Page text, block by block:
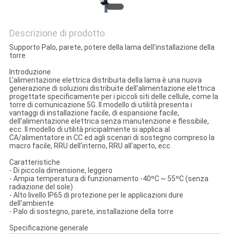
Descrizione di prodotto
Supporto Palo, parete, potere della lama dell'installazione della
torre
Introduzione
L'alimentazione elettrica distribuita della lama è una nuova
generazione di soluzioni distribuite dell'alimentazione elettrica
progettate specificamente per i piccoli siti delle cellule, come la
torre di comunicazione 5G. Il modello di utilità presenta i
vantaggi di installazione facile, di espansione facile,
dell'alimentazione elettrica senza manutenzione e flessibile,
ecc. Il modello di utilità pricipalmente si applica al
CA/alimentatore in CC ed agli scenari di sostegno compreso la
macro facile, RRU dell'interno, RRU all'aperto, ecc.
Caratteristiche
- Di piccola dimensione, leggero
- Ampia temperatura di funzionamento -40ºC ~ 55ºC (senza
radiazione del sole)
- Alto livello IP65 di protezione per le applicazioni dure
dell'ambiente
- Palo di sostegno, parete, installazione della torre
Specificazione generale